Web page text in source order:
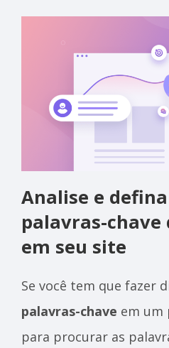
Analise e
palavras-chave
em seu site
Se você tem que fazer
palavras-chave em um
para procurar as